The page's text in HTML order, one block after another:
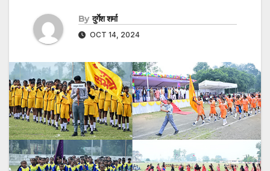
By दुर्गेश शर्मा
OCT 14, 2024